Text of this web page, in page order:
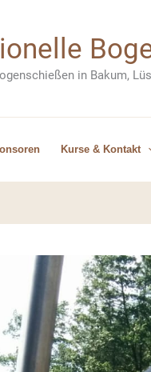
in Bakum,
Kurse & Kontakt